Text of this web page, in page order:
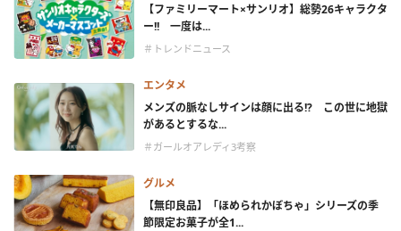
【ファミリーマート×サンリオ】総勢26キャラクタ
ー!! 一度は...
＃トレンドニュース
エンタメ
メンズの脈なしサインは顔に出る!? この世に地獄
があるとするな...
＃ガールオアレディ3考察
グルメ
【無印良品】「ほめられかぼちゃ」シリーズの季
節限定お菓子が全1...